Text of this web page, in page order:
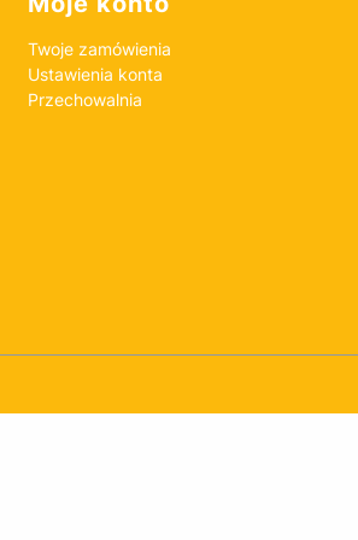
Twoje zamówienia
Ustawienia konta
Przechowalnia